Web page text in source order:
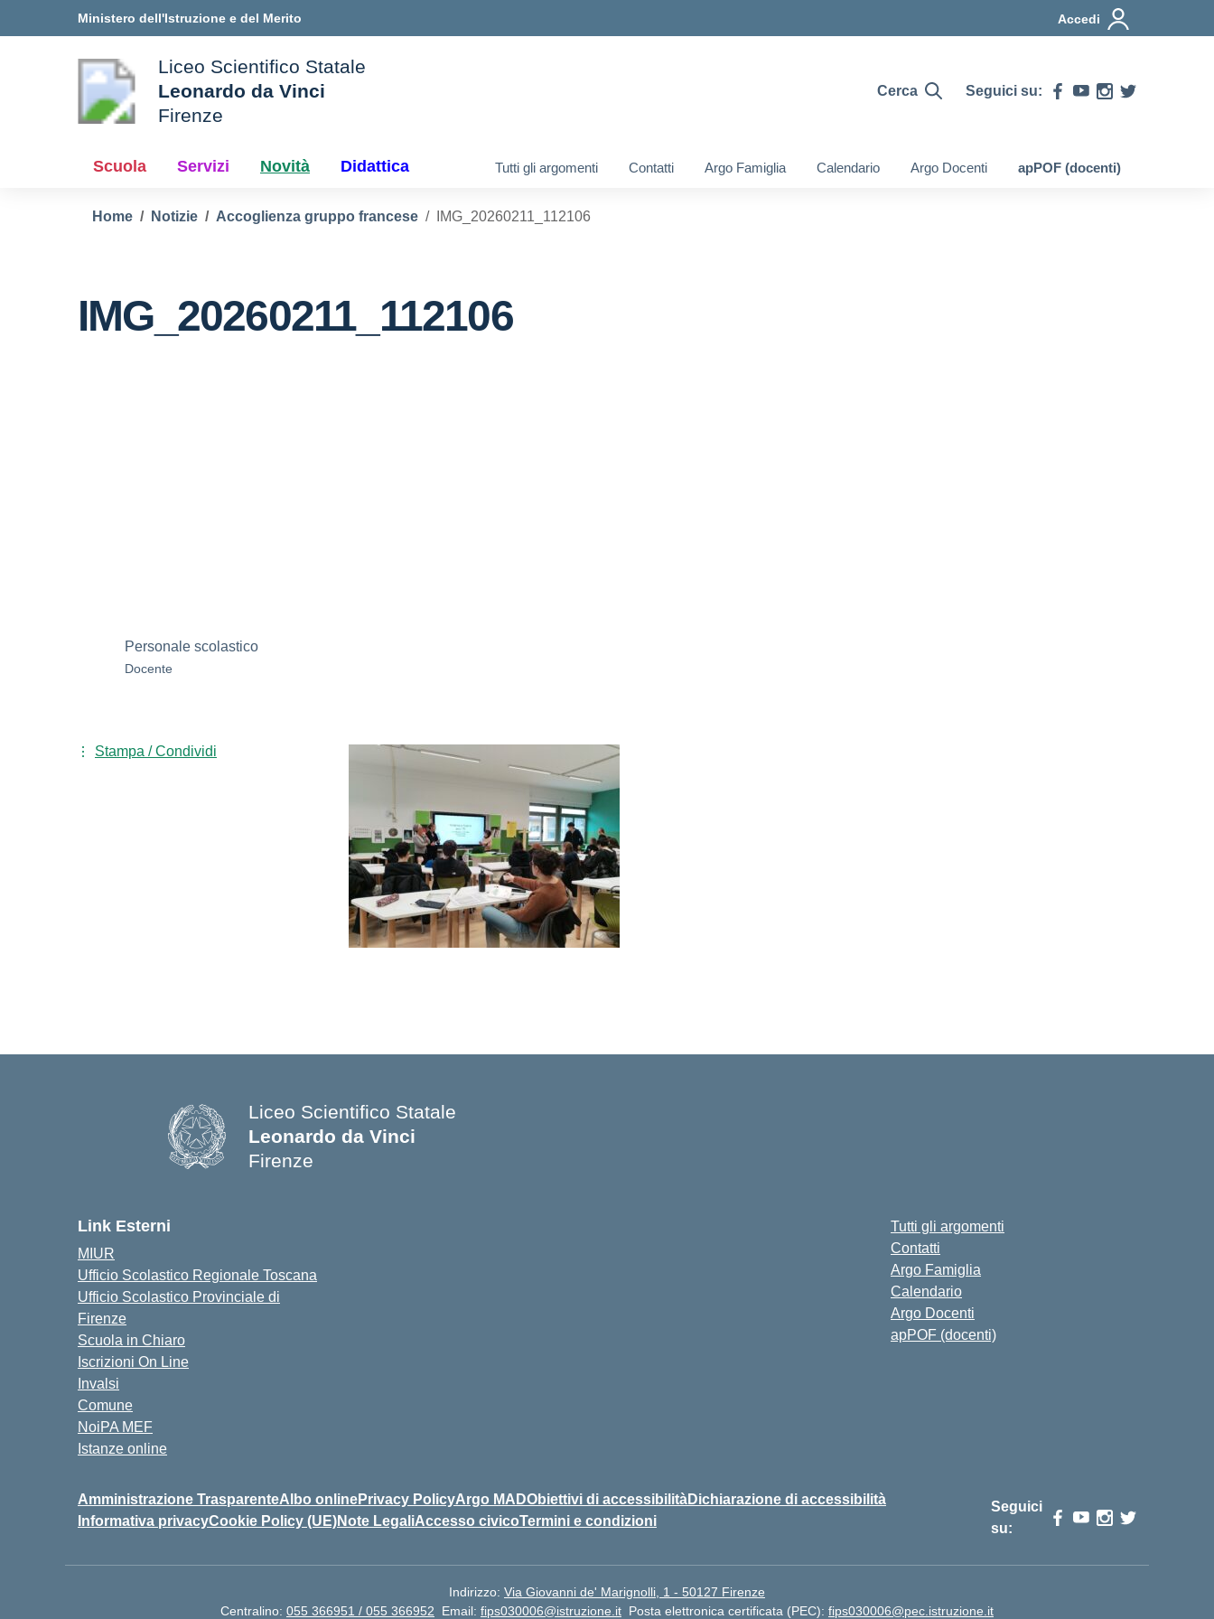
Ministero dell'Istruzione e del Merito Accedi
della scuola
Liceo Scientifico Statale
Leonardo da Vinci
Firenze
Cerca Seguici su:
Scuola Servizi Novità Didattica Tutti gli argomenti Contatti Argo Famiglia Calendario Argo Docenti apPOF (docenti)
Home Notizie Accoglienza gruppo francese IMG_20260211_112106
IMG_20260211_112106
Personale scolastico
Docente
Stampa / Condividi
Liceo Scientifico Statale
Leonardo da Vinci
Firenze
Link Esterni
MIUR
Ufficio Scolastico Regionale Toscana
Ufficio Scolastico Provinciale di
Firenze
Scuola in Chiaro
Iscrizioni On Line
Invalsi
Comune
NoiPA MEF
Istanze online
Tutti gli argomenti
Contatti
Argo Famiglia
Calendario
Argo Docenti
apPOF (docenti)
Amministrazione TrasparenteAlbo onlinePrivacy PolicyArgo MADObiettivi di accessibilitàDichiarazione di accessibilità
Informativa privacyCookie Policy (UE)Note LegaliAccesso civicoTermini e condizioni
Seguici
su:
Indirizzo: Via Giovanni de' Marignolli, 1 - 50127 Firenze
Centralino: 055 366951 / 055 366952 Email: fips030006@istruzione.it Posta elettronica certificata (PEC): fips030006@pec.istruzione.it